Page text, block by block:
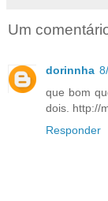
Um
dorinnha
que bom
dois. http://
Responder